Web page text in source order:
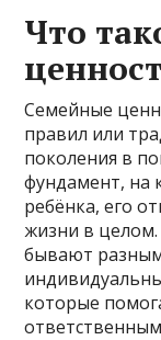
Что
Семейные
правил или
поколения в
фундамент, на
ребёнка, его
жизни в
бывают
которые